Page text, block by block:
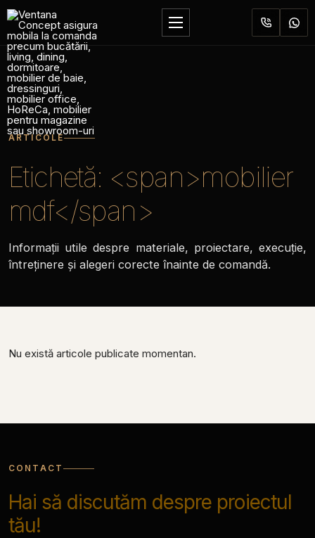
Sari
conținut
Deschide
ARTICOLE
Etichetă: <span>mobilier
mdf</span>
Informații utile despre materiale, proiectare, execuție,
întreținere și alegeri corecte înainte de comandă.
Nu există articole publicate momentan.
CONTACT
Hai să discutăm despre proiectul
tău!